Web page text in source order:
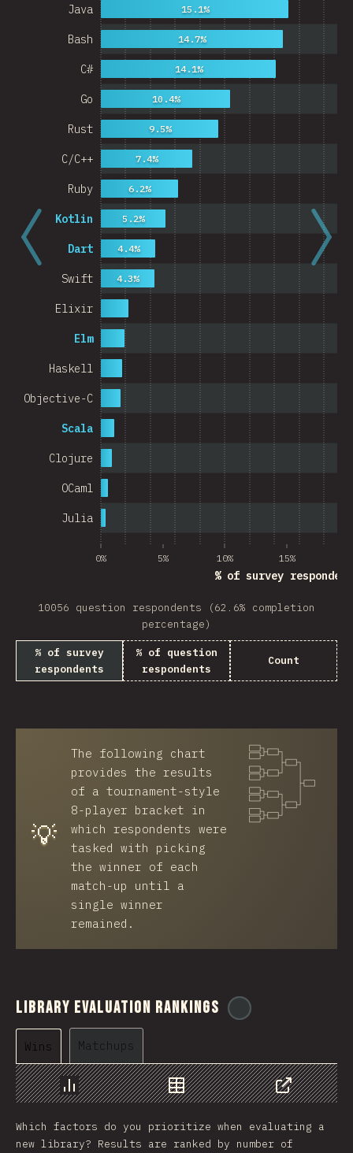
0% 5% 10% 15%
% of survey
Julia
OCaml
Clojure
Scala
Objective-C
Haskell
Elm
Elixir
Swift
Dart
Kotlin
Ruby
C/C++
Rust
Go
C#
Bash
Java
4.3%
4.4%
5.2%
6.2%
7.4%
9.5%
10.4%
14.1%
14.7%
15.1%
10056 question respondents (62.6% completion
percentage)
% of survey
respondents
% of question
respondents
Count
💡
The following chart
provides the results
of a tournament-style
8-player bracket in
which respondents were
tasked with picking
the winner of each
match-up until a
single winner
remained.
Library Evaluation Rankings
Wins Matchups
Chart Data
Share
Which factors do you prioritize when evaluating a
new library? Results are ranked by number of